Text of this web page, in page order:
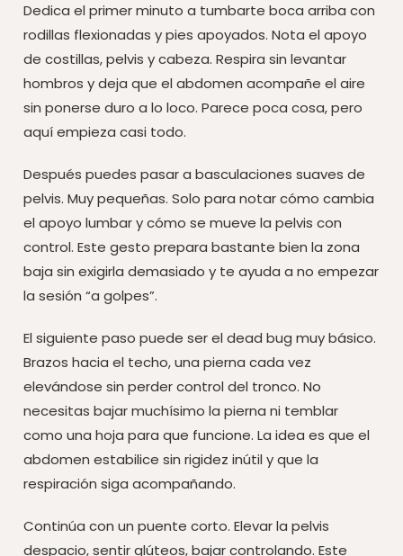
Dedica el primer minuto a tumbarte boca arriba con
rodillas flexionadas y pies apoyados. Nota el apoyo
de costillas, pelvis y cabeza. Respira sin levantar
hombros y deja que el abdomen acompañe el aire
sin ponerse duro a lo loco. Parece poca cosa, pero
aquí empieza casi todo.
Después puedes pasar a basculaciones suaves de
pelvis. Muy pequeñas. Solo para notar cómo cambia
el apoyo lumbar y cómo se mueve la pelvis con
control. Este gesto prepara bastante bien la zona
baja sin exigirla demasiado y te ayuda a no empezar
la sesión “a golpes”.
El siguiente paso puede ser el dead bug muy básico.
Brazos hacia el techo, una pierna cada vez
elevándose sin perder control del tronco. No
necesitas bajar muchísimo la pierna ni temblar
como una hoja para que funcione. La idea es que el
abdomen estabilice sin rigidez inútil y que la
respiración siga acompañando.
Continúa con un puente corto. Elevar la pelvis
despacio, sentir glúteos, bajar controlando. Este